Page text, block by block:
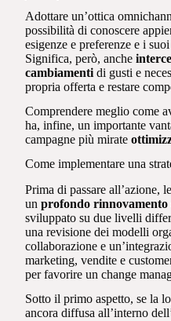
Adottare un’ottica
possibilità di conoscere
esigenze e preferenze e i
Significa, però, anche
cambiamentidi gusti e
propria offerta e restare
Comprendere meglio come
ha, infine, un importante
campagne più mirate
Come implementare una
Prima di passare all’azione,
unprofondo rinnovamento
sviluppato su due livelli
una revisione dei modelli
collaborazione e
marketing, vendite e
per favorire un change
Sotto il primo aspetto, se la
ancora diffusa all’interno